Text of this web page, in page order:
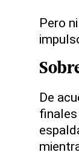
Pero
De
finales